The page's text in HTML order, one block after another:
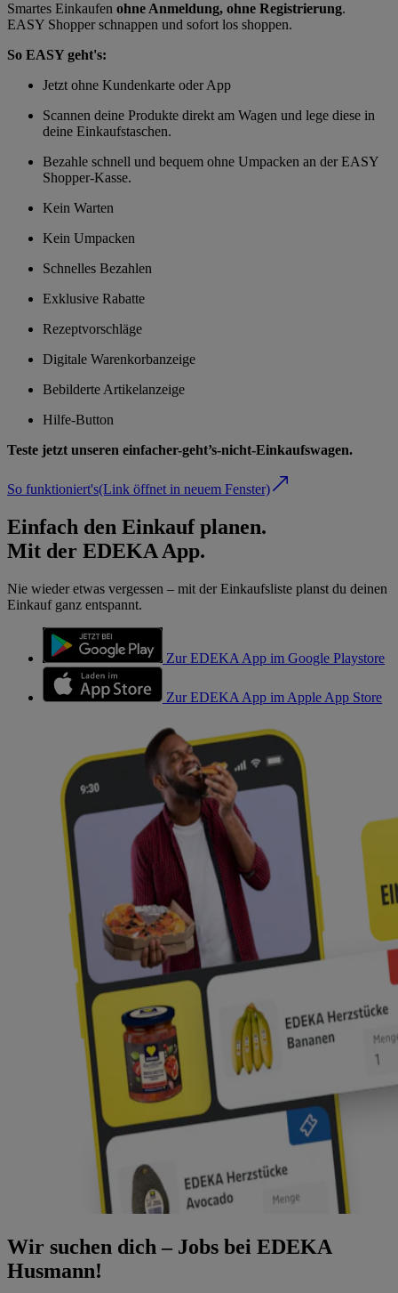
Smartes Einkaufen ohne Anmeldung, ohne Registrierung.
EASY Shopper schnappen und sofort los shoppen.
So EASY geht's:
Jetzt ohne Kundenkarte oder App
Scannen deine Produkte direkt am Wagen und lege diese in
deine Einkaufstaschen.
Bezahle schnell und bequem ohne Umpacken an der EASY
Shopper-Kasse.
Kein Warten
Kein Umpacken
Schnelles Bezahlen
Exklusive Rabatte
Rezeptvorschläge
Digitale Warenkorbanzeige
Bebilderte Artikelanzeige
Hilfe-Button
Teste jetzt unseren einfacher-geht’s-nicht-Einkaufswagen.
So funktioniert's(Link öffnet in neuem Fenster)
Einfach den Einkauf planen.
Mit der EDEKA App.
Nie wieder etwas vergessen – mit der Einkaufsliste planst du deinen
Einkauf ganz entspannt.
Zur EDEKA App im Google Playstore
Zur EDEKA App im Apple App Store
Wir suchen dich – Jobs bei EDEKA
Husmann!